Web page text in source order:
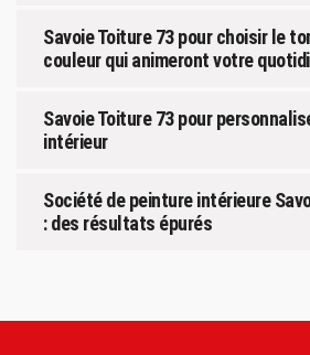
Savoie Toiture 73 pour choisir le
couleur qui animeront votre
Savoie Toiture 73 pour
intérieur
Société de peinture intérieure
: des résultats épurés